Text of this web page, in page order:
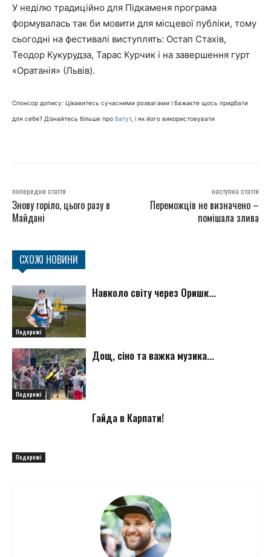
У неділю традиційно для Підкаменя програма
формувалась так би мовити для місцевої публіки, тому
сьогодні на фестивалі виступлять: Остап Стахів,
Теодор Кукурудза, Тарас Курчик і на завершення гурт
«Оратанія» (Львів).
Спонсор допису: Цікавитесь сучасними розвагами і бажаєте щось придбати
для себе? Дізнайтесь більше про батут, і як його використовувати
попередня стаття
Знову горіло, цього разу в
Майдані
наступна стаття
Переможців не визначено –
помішала злива
СХОЖІ НОВИНИ
Подорожі
Навколо світу через Оришк...
Подорожі
Дощ, сіно та важка музика...
Подорожі
Гайда в Карпати!